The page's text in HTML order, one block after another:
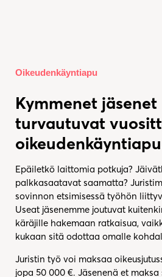
Oikeudenkäyntiapu
Kymmenet jäsenet
turvautuvat
Epäiletkö laittomia potkuja?
palkkasaatavat saamatta?
sovinnon etsimisessä työhön
Useat jäsenemme joutuvat
käräjille hakemaan ratkaisua,
kukaan sitä odottaa omalle
Juristin työ voi maksaa
jopa 50 000 €. Jäsenenä et